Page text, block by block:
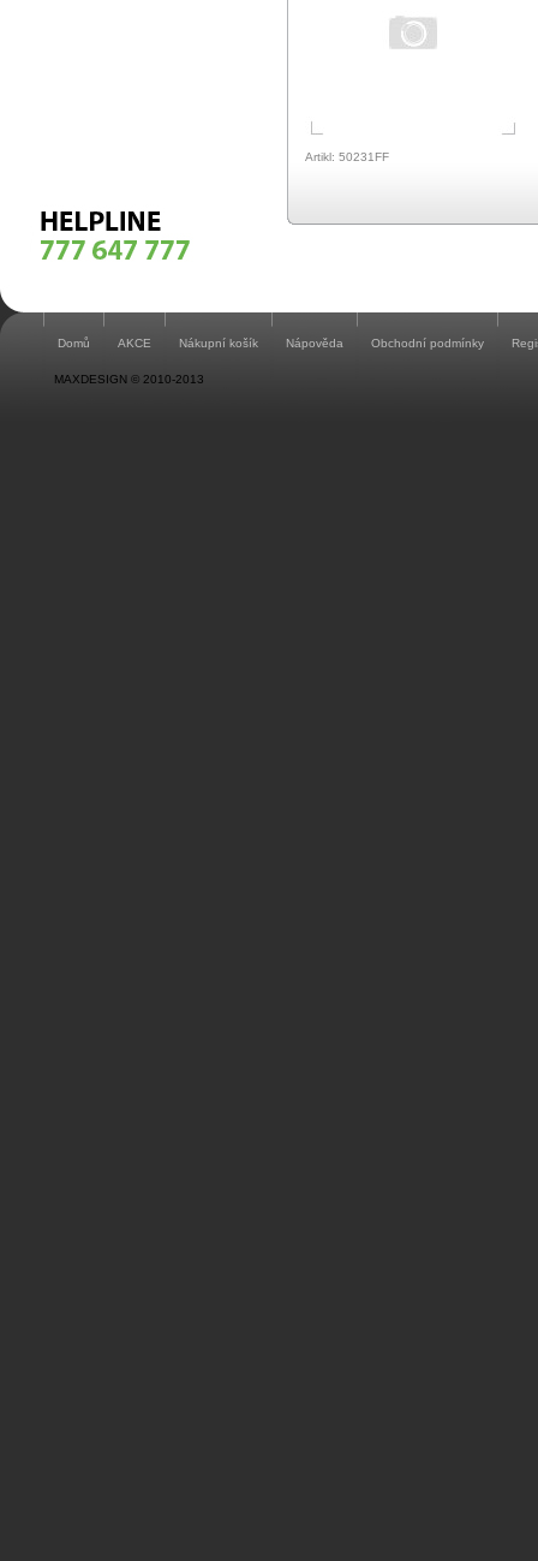
Artikl: 50231FF
Domů AKCE Nákupní košík Nápověda Obchodní podmínky
MAXDESIGN © 2010-2013